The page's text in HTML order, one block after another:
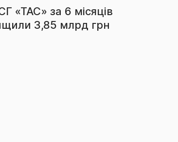
СГ «ТАС» за І півріччя
на 66% – до 2,14 млрд грн